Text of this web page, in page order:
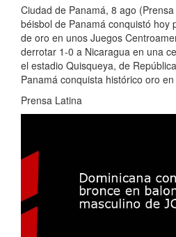
Ciudad de Panamá, 8 ago
béisbol de Panamá conquistó hoy
de oro en unos Juegos
derrotar 1-0 a Nicaragua en una
el estadio Quisqueya, de
Panamá conquista histórico oro
Prensa Latina